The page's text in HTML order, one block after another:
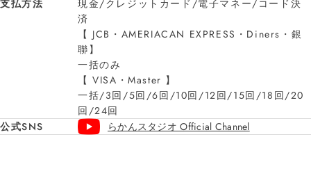
支払方法
現金/クレジットカード/電子マネー/コード決
済
【 JCB・AMERIACAN EXPRESS・Diners・銀
聯】
一括のみ
【 VISA・Master 】
一括/3回/5回/6回/10回/12回/15回/18回/20
回/24回
公式SNS
らかんスタジオ Official Channel